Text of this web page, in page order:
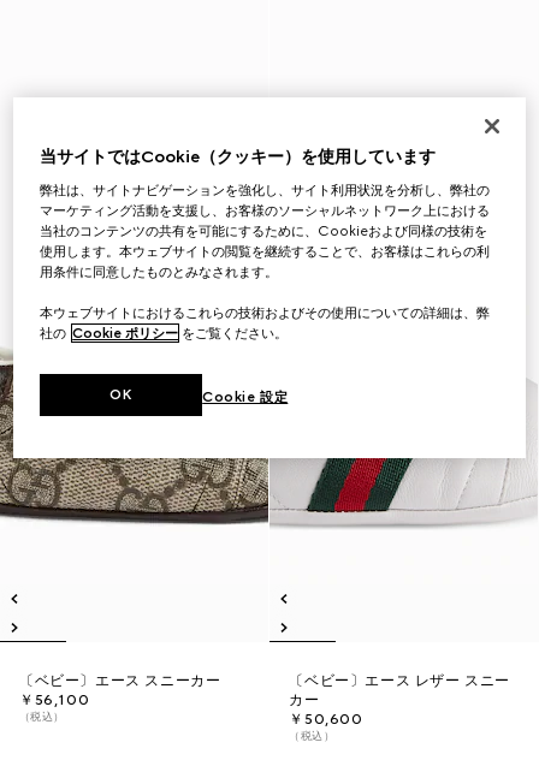
〔ベビー〕エース スニーカー
￥56,100
（税込）
〔ベビー〕エース レザー スニー
カー
￥50,600
（税込）
当サイトではCookie（クッキー）を使用しています
弊社は、サイトナビゲーションを強化し、サイト利用状況を分析し、弊社の
マーケティング活動を支援し、お客様のソーシャルネットワーク上における
当社のコンテンツの共有を可能にするために、Cookieおよび同様の技術を
使用します。本ウェブサイトの閲覧を継続することで、お客様はこれらの利
用条件に同意したものとみなされます。
本ウェブサイトにおけるこれらの技術およびその使用についての詳細は、弊
社の Cookie ポリシー をご覧ください。
Cookie 設定
OK